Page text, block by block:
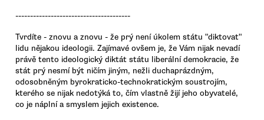
---------------------------------------
Tvrdíte - znovu a znovu - že prý není úkolem státu "diktovat"
lidu nějakou ideologii. Zajímavé ovšem je, že Vám nijak nevadí
právě tento ideologický diktát státu liberální demokracie, že
stát prý nesmí být ničím jiným, nežli duchaprázdným,
odosobněným byrokraticko-technokratickým soustrojím,
kterého se nijak nedotýká to, čím vlastně žijí jeho obyvatelé,
co je náplní a smyslem jejich existence.